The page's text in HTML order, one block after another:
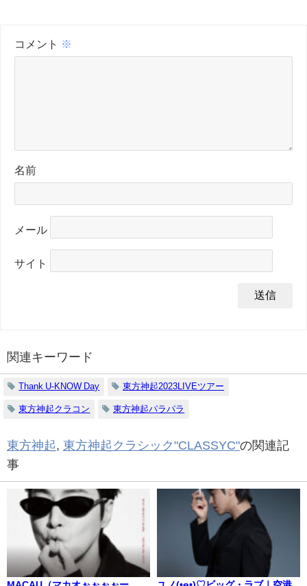
コメント ※
名前
メール
サイト
関連キーワード
Thank U-KNOW Day 東方神起2023LIVEツアー
東方神起クラコン 東方神起パラパラ
東方神起, 東方神起クラシック"CLASSYC"の関連記
事